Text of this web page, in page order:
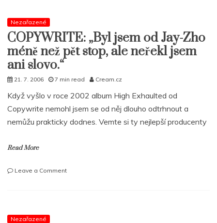
věcí
Nezařazené
COPYWRITE: „Byl jsem od Jay-Zho
méně než pět stop, ale neřekl jsem
ani slovo.“
21. 7. 2006 7 min read Cream.cz
Když vyšlo v roce 2002 album High Exhaulted od
Copywrite nemohl jsem se od něj dlouho odtrhnout a
nemůžu prakticky dodnes. Vemte si ty nejlepší producenty
Read More
Leave a Commenton
Nezařazené